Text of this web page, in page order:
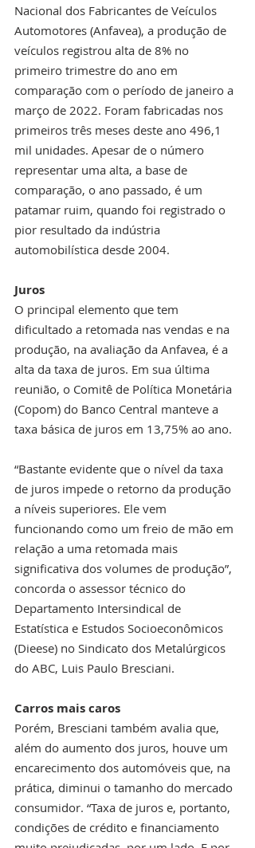
Nacional dos Fabricantes de Veículos
Automotores (Anfavea), a produção de
veículos registrou alta de 8% no
primeiro trimestre do ano em
comparação com o período de janeiro a
março de 2022. Foram fabricadas nos
primeiros três meses deste ano 496,1
mil unidades. Apesar de o número
representar uma alta, a base de
comparação, o ano passado, é um
patamar ruim, quando foi registrado o
pior resultado da indústria
automobilística desde 2004.
Juros
O principal elemento que tem
dificultado a retomada nas vendas e na
produção, na avaliação da Anfavea, é a
alta da taxa de juros. Em sua última
reunião, o Comitê de Política Monetária
(Copom) do Banco Central manteve a
taxa básica de juros em 13,75% ao ano.
“Bastante evidente que o nível da taxa
de juros impede o retorno da produção
a níveis superiores. Ele vem
funcionando como um freio de mão em
relação a uma retomada mais
significativa dos volumes de produção”,
concorda o assessor técnico do
Departamento Intersindical de
Estatística e Estudos Socioeconômicos
(Dieese) no Sindicato dos Metalúrgicos
do ABC, Luis Paulo Bresciani.
Carros mais caros
Porém, Bresciani também avalia que,
além do aumento dos juros, houve um
encarecimento dos automóveis que, na
prática, diminui o tamanho do mercado
consumidor. “Taxa de juros e, portanto,
condições de crédito e financiamento